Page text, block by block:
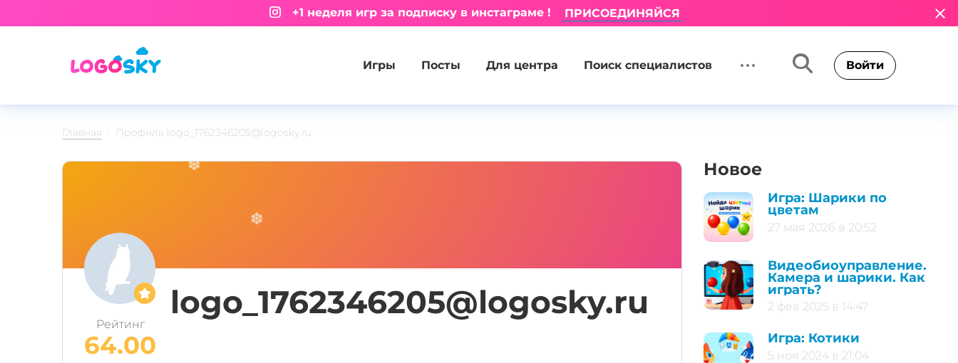
+1 неделя игр за подписку в инстаграме ! ПРИСОЕДИНЯЙСЯ
Игры Посты Для центра Поиск специалистов Войти
Главная Профиль logo_1762346205@logosky.ru
Рейтинг
64.00
logo_1762346205@logosky.ru
Новое
Игра: Шарики по
цветам
27 мая 2026 в 20:52
Видеобиоуправление.
Камера и шарики. Как
играть?
2 фев 2025 в 14:47
Игра: Котики
5 ноя 2024 в 21:04